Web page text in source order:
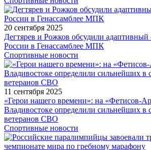
20 сентября 2025
Дегтярев и Рожков обсудили адаптивный
России в Генассамблее МПК
Спортивные новости
11 сентября 2025
«Герои нашего времени»: на «Фетисов-
Владивостоке определили сильнейших в
ветеранов СВО
Спортивные новости